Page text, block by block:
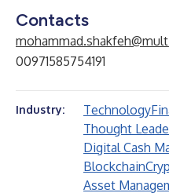
Contacts
00971585754191
Industry: Technology
Thought
Digital Cash
Blockchain
Asset